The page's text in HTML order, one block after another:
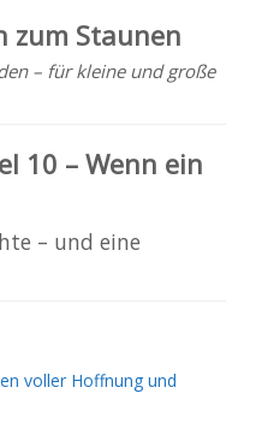
zum Staunen
– für kleine und große
10 – Wenn ein
– und eine
voller Hoffnung und